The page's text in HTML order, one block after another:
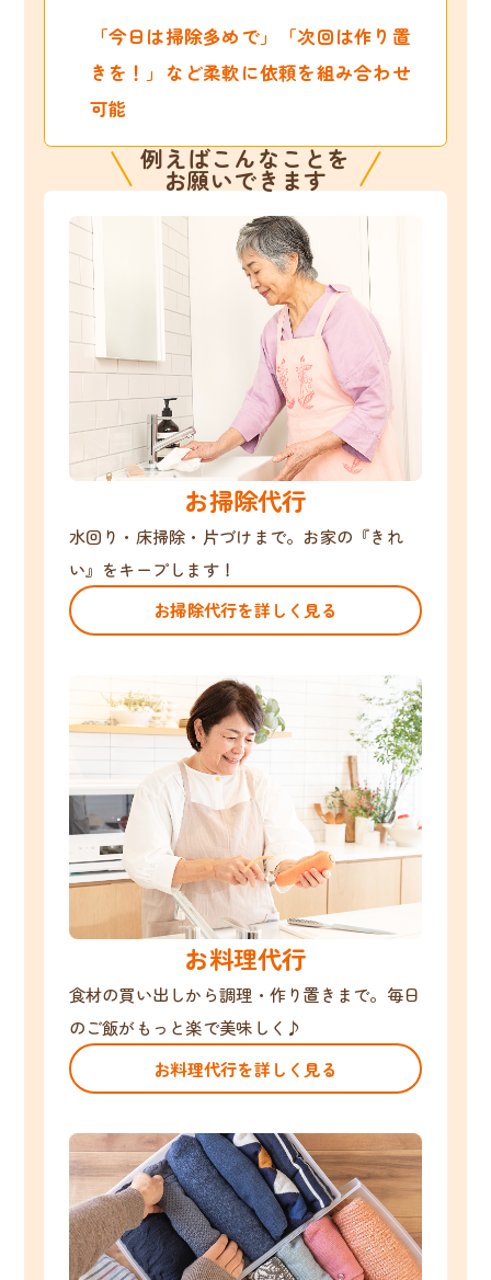
「今日は掃除多めで」「次回は作り置
きを！」など柔軟に依頼を組み合わせ
可能
例えばこんなことを
お願いできます
お掃除代行
水回り・床掃除・片づけまで。お家の『きれ
い』をキープします！
お掃除代行を詳しく見る
お料理代行
食材の買い出しから調理・作り置きまで。毎日
のご飯がもっと楽で美味しく♪
お料理代行を詳しく見る